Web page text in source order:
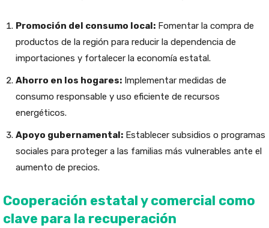
Promoción del consumo local: Fomentar la compra de
productos de la región para reducir la dependencia de
importaciones y fortalecer la economía estatal.
Ahorro en los hogares: Implementar medidas de
consumo responsable y uso eficiente de recursos
energéticos.
Apoyo gubernamental: Establecer subsidios o programas
sociales para proteger a las familias más vulnerables ante el
aumento de precios.
Cooperación estatal y comercial como
clave para la recuperación